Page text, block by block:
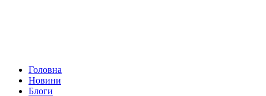
Головна
Новини
Блоги